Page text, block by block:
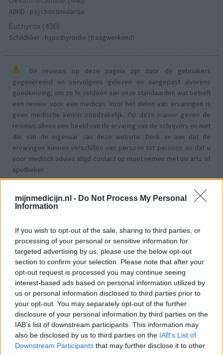
mijnmedicijn.nl - Do Not Process My Personal
Information
If you wish to opt-out of the sale, sharing to third parties, or
processing of your personal or sensitive information for
targeted advertising by us, please use the below opt-out
section to confirm your selection. Please note that after your
opt-out request is processed you may continue seeing
interest-based ads based on personal information utilized by
us or personal information disclosed to third parties prior to
your opt-out. You may separately opt-out of the further
disclosure of your personal information by third parties on the
IAB’s list of downstream participants. This information may
also be disclosed by us to third parties on the IAB’s List of
Downstream Participants that may further disclose it to other
ADHD - psychostimulantia
Euthyrox (436)
Schildklier - hypothyroidie (traagwerkend)
De reviews op deze pagina zijn door de gebruikers
gegenereerd en vervolgens gelezen en aangepast alvorens
goedkeuring, om zo te voldoen aan onze standaarden wat betreft
een review voor een medicijn. Voor het delen van ervaringen is
geen medische kennis noodzakelijk. Op deze manier geven de
reviews alleen een beeld van de ervaring van de schrijvers en niet
die van de eigenaar van deze website. Denk er aan dat de
ervaringen kunnen verschillen van persoon tot persoon en dat u
voor medisch advies altijd contact op moet nemen met uw arts of
apotheker.